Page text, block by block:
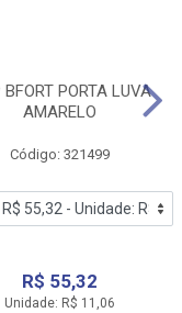
BFORT PORTA LUVA
AMARELO
Código: 321499
R$ 55,32
Unidade: R$ 11,06